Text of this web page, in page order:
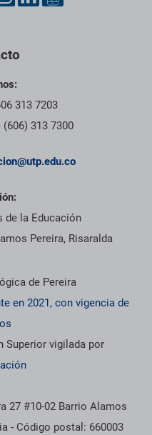
313 7203
313 7300
de la Educación
Pereira, Risaralda
de Pereira
en 2021, con vigencia de
Superior vigilada por
27 #10-02 Barrio Alamos
- Código postal: 660003